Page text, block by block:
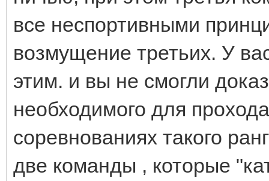
все неспортивными
возмущение третьих. У
этим. и вы не смогли
необходимого для
соревнованиях такого
две команды , которые